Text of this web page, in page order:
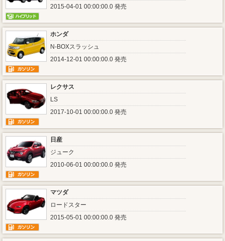
2015-04-01 00:00:00.0 発売
ホンダ
N-BOXスラッシュ
2014-12-01 00:00:00.0 発売
レクサス
LS
2017-10-01 00:00:00.0 発売
日産
ジューク
2010-06-01 00:00:00.0 発売
マツダ
ロードスター
2015-05-01 00:00:00.0 発売